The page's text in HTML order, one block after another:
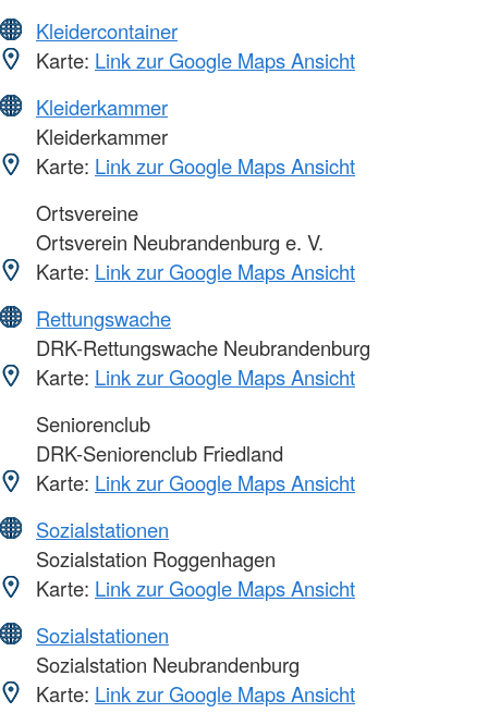
Kleidercontainer
Karte: Link zur Google Maps Ansicht
Kleiderkammer
Kleiderkammer
Karte: Link zur Google Maps Ansicht
Ortsvereine
Ortsverein Neubrandenburg e. V.
Karte: Link zur Google Maps Ansicht
Rettungswache
DRK-Rettungswache Neubrandenburg
Karte: Link zur Google Maps Ansicht
Seniorenclub
DRK-Seniorenclub Friedland
Karte: Link zur Google Maps Ansicht
Sozialstationen
Sozialstation Roggenhagen
Karte: Link zur Google Maps Ansicht
Sozialstationen
Sozialstation Neubrandenburg
Karte: Link zur Google Maps Ansicht